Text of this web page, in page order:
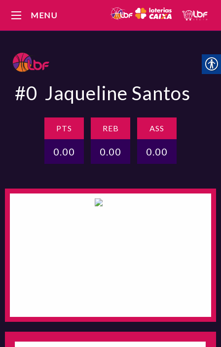
MENU
#0 Jaqueline Santos
PTS
0.00
REB
0.00
ASS
0.00